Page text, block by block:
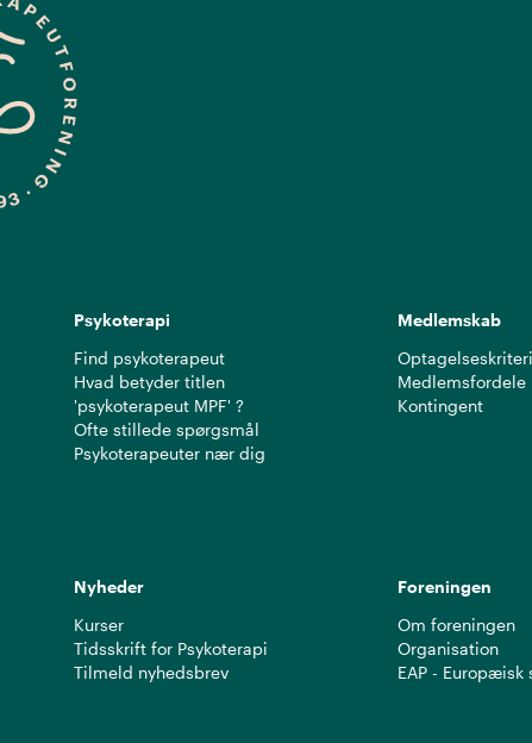
Psykoterapi
Find psykoterapeut
Hvad betyder titlen
'psykoterapeut MPF' ?
Ofte stillede spørgsmål
Psykoterapeuter nær dig
Medlemskab
Medlemsfordele
Kontingent
Nyheder
Kurser
Tidsskrift for Psykoterapi
Tilmeld nyhedsbrev
Foreningen
Om foreningen
Organisation
EAP - Europæisk